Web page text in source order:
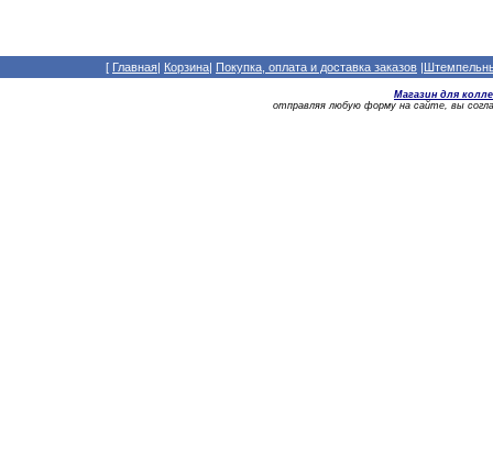
[ Главная| Корзина| Покупка, оплата и доставка заказов |
Магазин для
отправляя любую форму на сайте, вы